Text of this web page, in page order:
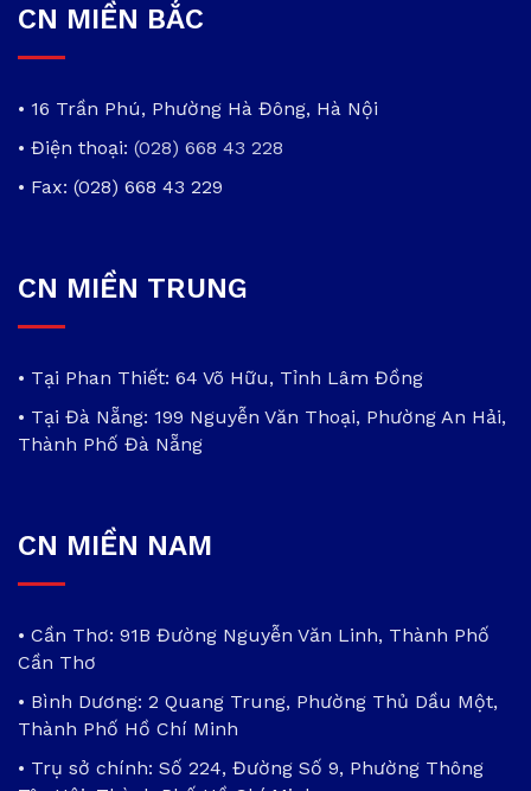
CN MIỀN BẮC
• 16 Trần Phú, Phường Hà Đông, Hà Nội
• Điện thoại: (028) 668 43 228
• Fax: (028) 668 43 229
CN MIỀN TRUNG
• Tại Phan Thiết: 64 Võ Hữu, Tỉnh Lâm Đồng
• Tại Đà Nẵng: 199 Nguyễn Văn Thoại, Phường An Hải,
Thành Phố Đà Nẵng
CN MIỀN NAM
• Cần Thơ: 91B Đường Nguyễn Văn Linh, Thành Phố
Cần Thơ
• Bình Dương: 2 Quang Trung, Phường Thủ Dầu Một,
Thành Phố Hồ Chí Minh
• Trụ sở chính: Số 224, Đường Số 9, Phường Thông